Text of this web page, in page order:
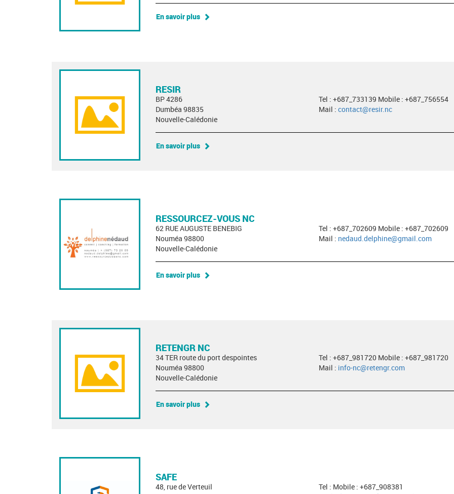
En savoir plus
RESIR
BP 4286
Dumbéa 98835
Nouvelle-Calédonie
Tel : +687_733139 Mobile : +687_756554
Mail : contact@resir.nc
En savoir plus
RESSOURCEZ-VOUS NC
62 RUE AUGUSTE BENEBIG
Nouméa 98800
Nouvelle-Calédonie
Tel : +687_702609 Mobile : +687_702609
Mail : nedaud.delphine@gmail.com
En savoir plus
RETENGR NC
34 TER route du port despointes
Nouméa 98800
Nouvelle-Calédonie
Tel : +687_981720 Mobile : +687_981720
Mail : info-nc@retengr.com
En savoir plus
SAFE
48, rue de Verteuil
Tel : Mobile : +687_908381